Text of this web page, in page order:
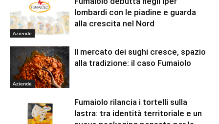
Aziende
lombardi con le piadine e guarda
alla crescita nel Nord
Aziende
Il mercato dei sughi cresce, spazio
alla tradizione: il caso Fumaiolo
Fumaiolo rilancia i tortelli sulla
lastra: tra identità territoriale e un